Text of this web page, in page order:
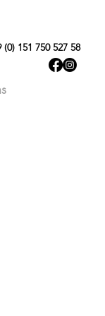
(0) 151 750 527 58